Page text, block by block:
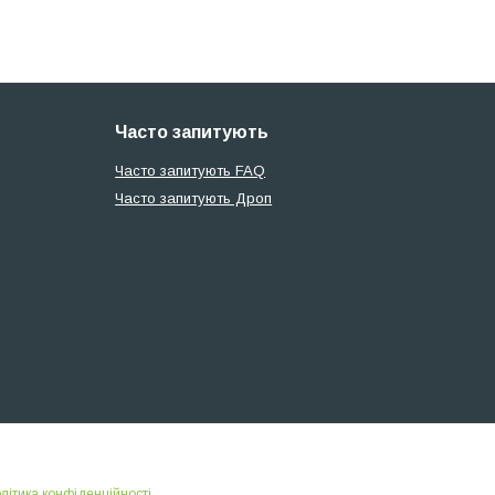
Часто запитують
Часто запитують FAQ
Часто запитують Дроп